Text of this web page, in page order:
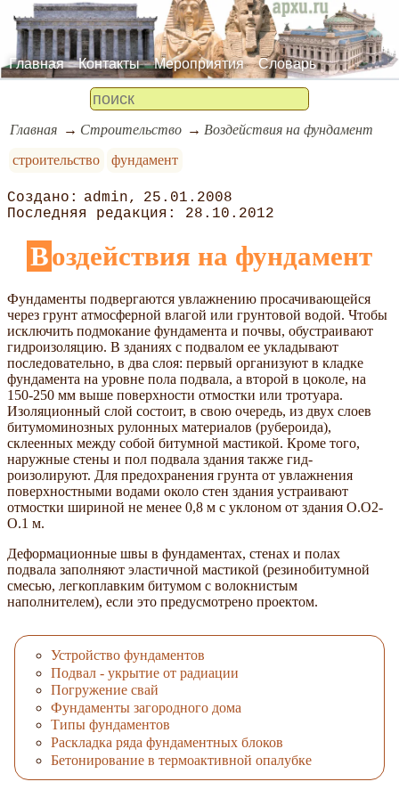
Главная Контакты Мероприятия Словарь
Главная Строительство
Воздействия на фундамент
строительство
фундамент
admin
25.01.2008
28.10.2012
Воздействия на фундамент
Фундаменты подвергаются увлажнению просачивающейся
через грунт атмосферной влагой или грунтовой водой. Чтобы
исключить подмокание фундамента и почвы, обустраивают
гидроизоляцию. В зданиях с подвалом ее укладывают
последовательно, в два слоя: первый организуют в кладке
фундамента на уровне пола подвала, а второй в цоколе, на
150-250 мм выше поверхности отмостки или тротуара.
Изоляционный слой состоит, в свою очередь, из двух слоев
битумоминозных рулонных материалов (рубероида),
склеенных между собой битумной мастикой. Кроме того,
наружные стены и пол подвала здания также гид-
роизолируют. Для предохранения грунта от увлажнения
поверхностными водами около стен здания устраивают
отмостки шириной не менее 0,8 м с уклоном от здания О.О2-
О.1 м.
Деформационные швы в фундаментах, стенах и полах
подвала заполняют эластичной мастикой (резинобитумной
смесью, легкоплавким битумом с волокнистым
наполнителем), если это предусмотрено проектом.
Устройство фундаментов
Подвал - укрытие от радиации
Погружение свай
Фундаменты загородного дома
Типы фундаментов
Раскладка ряда фундаментных блоков
Бетонирование в термоактивной опалубке